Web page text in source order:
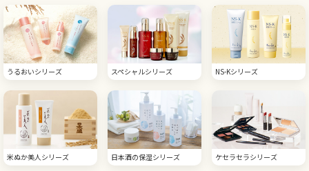
うるおいシリーズ スペシャルシリーズ NS-Kシリーズ
米ぬか美人シリーズ 日本酒の保湿シリーズ ケセラセラシリーズ